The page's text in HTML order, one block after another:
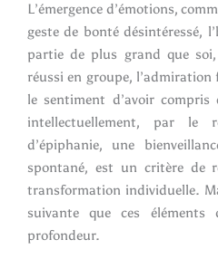
L’émergence d’émotions,
geste de bonté désintéressé,
partie de plus grand que
réussi en groupe, l’admiration
le sentiment d’avoir compris
intellectuellement, par le
d’épiphanie, une
spontané, est un critère de
transformation individuelle.
suivante que ces éléments
profondeur.